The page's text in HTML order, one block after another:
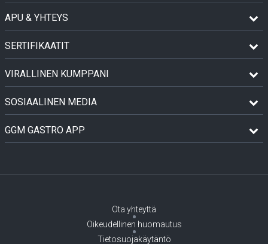
APU & YHTEYS
SERTIFIKAATIT
VIRALLINEN KUMPPANI
SOSIAALINEN MEDIA
GGM GASTRO APP
Ota yhteyttä
Oikeudellinen huomautus
Tietosuojakäytäntö